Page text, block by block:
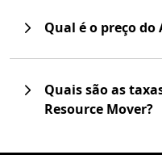
Qual é o preço do
Quais são as
Resource Mover?